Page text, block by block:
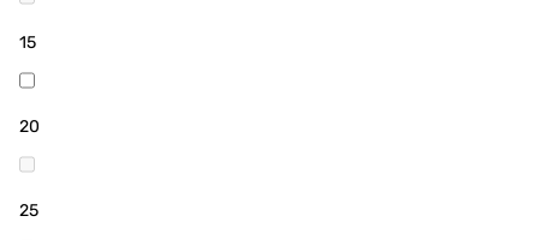
15
20
25